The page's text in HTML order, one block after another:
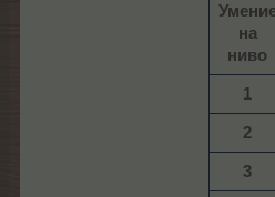
на
ниво
1
2
3